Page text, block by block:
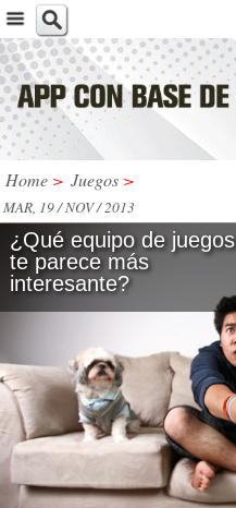
Home > Juegos >
MAR, 19 / NOV / 2013
¿Qué equipo de juegos
te parece más
interesante?